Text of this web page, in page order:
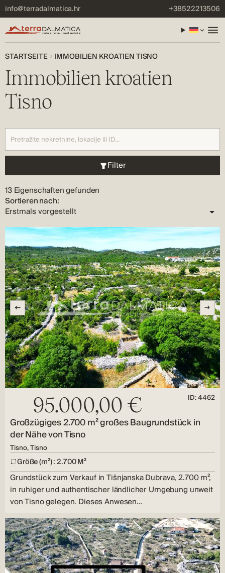
info@terradalmatica.hr +38522213506
STARTSEITE IMMOBILIEN KROATIEN TISNO
Immobilien kroatien
Tisno
Filter
13 Eigenschaften gefunden
Sortieren nach:
95.000,00 € ID: 4462
Großzügiges 2.700 m² großes Baugrundstück in
der Nähe von Tisno
Tisno, Tisno
Größe (m²) : 2.700 M²
Grundstück zum Verkauf in Tišnjanska Dubrava, 2.700 m²,
in ruhiger und authentischer ländlicher Umgebung unweit
von Tisno gelegen. Dieses Anwesen…